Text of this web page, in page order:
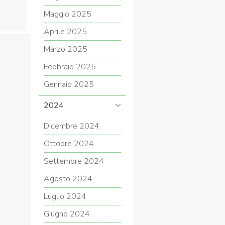
Maggio 2025
Aprile 2025
Marzo 2025
Febbraio 2025
Gennaio 2025
2024
Dicembre 2024
Ottobre 2024
Settembre 2024
Agosto 2024
Luglio 2024
Giugno 2024